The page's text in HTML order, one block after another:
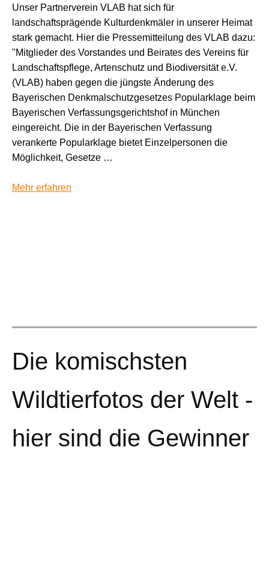
Unser Partnerverein VLAB hat sich für
landschaftsprägende Kulturdenkmäler in unserer Heimat
stark gemacht. Hier die Pressemitteilung des VLAB dazu:
"Mitglieder des Vorstandes und Beirates des Vereins für
Landschaftspflege, Artenschutz und Biodiversität e.V.
(VLAB) haben gegen die jüngste Änderung des
Bayerischen Denkmalschutzgesetzes Popularklage beim
Bayerischen Verfassungsgerichtshof in München
eingereicht. Die in der Bayerischen Verfassung
verankerte Popularklage bietet Einzelpersonen die
Möglichkeit, Gesetze …
Mehr erfahren
Die komischsten
Wildtierfotos der Welt -
hier sind die Gewinner